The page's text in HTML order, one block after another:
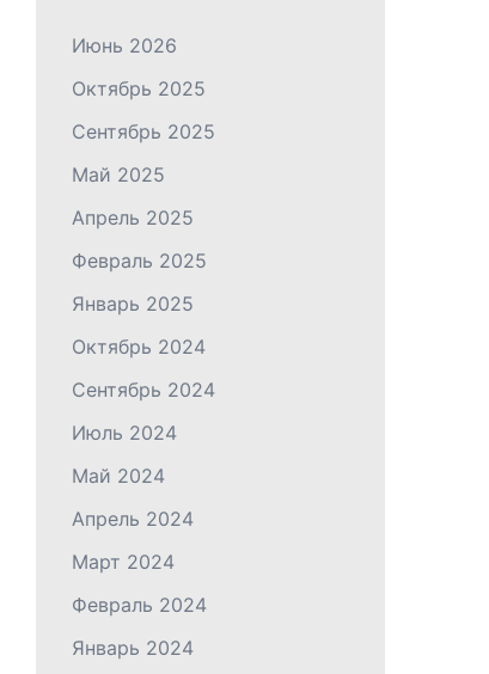
Июнь 2026
Октябрь 2025
Сентябрь 2025
Май 2025
Апрель 2025
Февраль 2025
Январь 2025
Октябрь 2024
Сентябрь 2024
Июль 2024
Май 2024
Апрель 2024
Март 2024
Февраль 2024
Январь 2024